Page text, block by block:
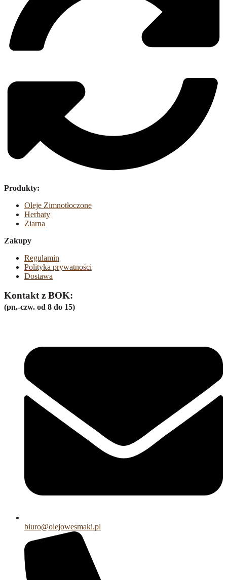
Produkty:
Oleje Zimnotłoczone
Herbaty
Ziarna
Zakupy
Regulamin
Polityka prywatności
Dostawa
Kontakt z BOK:
(pn.-czw. od 8 do 15)
biuro@olejowesmaki.pl